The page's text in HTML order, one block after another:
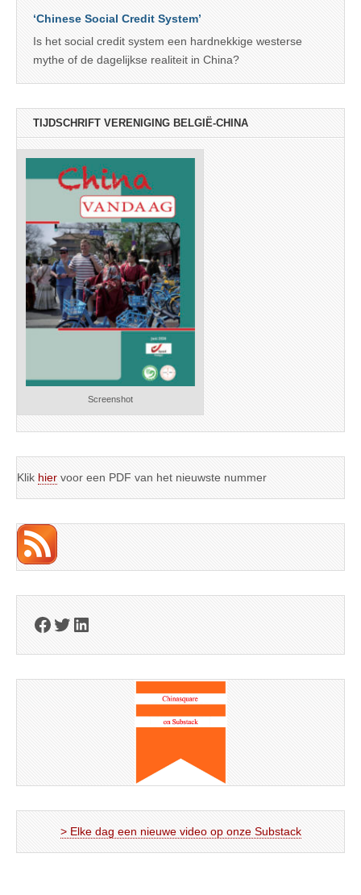
‘Chinese Social Credit System’
Is het social credit system een hardnekkige westerse
mythe of de dagelijkse realiteit in China?
TIJDSCHRIFT VERENIGING BELGIË-CHINA
Screenshot
Klik hier voor een PDF van het nieuwste nummer
Facebook
Twitter
LinkedIn
> Elke dag een nieuwe video op onze Substack